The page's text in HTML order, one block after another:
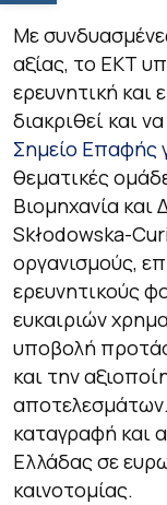
Με
αξίας, το ΕΚΤ
ερευνητική και
διακριθεί και
Σημείο Επαφής
θεματικές
Βιομηχανία και
Skłodowska-
οργανισμούς,
ερευνητικούς
ευκαιριών
υποβολή
και την
καταγραφή και
Ελλάδας σε
καινοτομίας.